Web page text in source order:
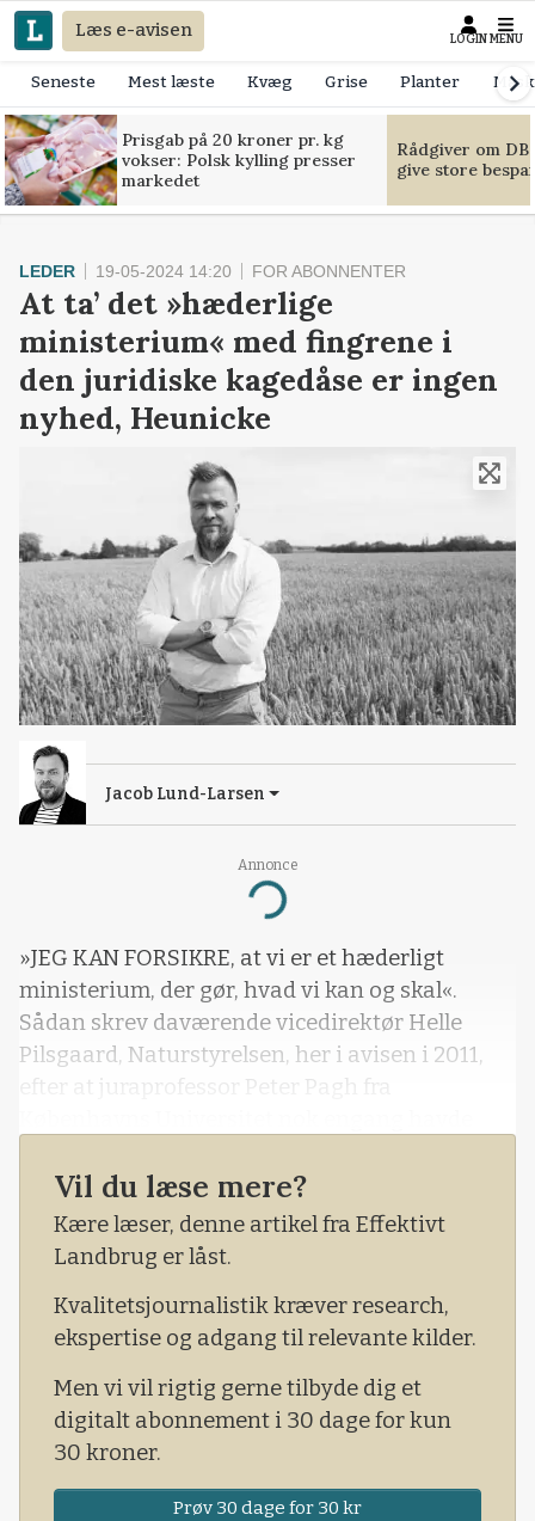
Læs e-avisen LOGIN MENU
Seneste Mest læste Kvæg Grise Planter
Prisgab på 20 kroner pr. kg
vokser: Polsk kylling presser
markedet
Rådgiver om
give store
Annonce
Loading...
LEDER 19-05-2024 14:20 FOR ABONNENTER
At ta’ det »hæderlige
ministerium« med fingrene i
den juridiske kagedåse er ingen
nyhed, Heunicke
Jacob Lund-Larsen
»JEG KAN FORSIKRE, at vi er et hæderligt
ministerium, der gør, hvad vi kan og skal«.
Sådan skrev daværende vicedirektør Helle
Pilsgaard, Naturstyrelsen, her i avisen i 2011,
efter at juraprofessor Peter Pagh fra
Miljøministeriet. Han beskyldte ministeriet for
»svindel og magtmisbrug«.
Vil du læse mere?
Kære læser, denne artikel fra Effektivt
Landbrug er låst.
Kvalitetsjournalistik kræver research,
ekspertise og adgang til relevante kilder.
Men vi vil rigtig gerne tilbyde dig et
digitalt abonnement i 30 dage for kun
30 kroner.
Prøv 30 dage for 30 kr